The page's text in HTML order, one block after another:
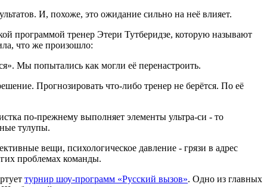
И, похоже, это ожидание сильно на неё влияет.
программой тренер Этери Тутберидзе, которую называют
что же произошло:
Мы попытались как могли её перенастроить.
Прогнозировать что-либо тренер не берётся. По её
по-прежнему выполняет элементы ультра-си - то
тулупы.
вещи, психологическое давление - грязи в адрес
проблемах команды.
турнир шоу-программ «Русский вызов». Одно из главных